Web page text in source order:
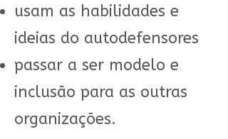
usam as habilidades e
ideias do autodefensores
passar a ser modelo e
inclusão para as outras
organizações.